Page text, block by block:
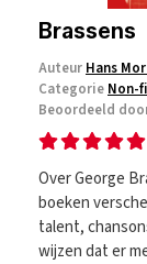
Brassens
Auteur Hans
Categorie Non-
Beoordeeld
Over George
boeken
talent,
wijzen dat er